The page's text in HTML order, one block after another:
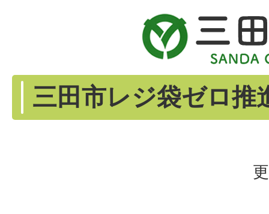
三田市レジ袋ゼロ推